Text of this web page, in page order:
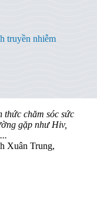
truyền nhiễm
thức chăm sóc sức
gặp như Hiv,
Xuân Trung,